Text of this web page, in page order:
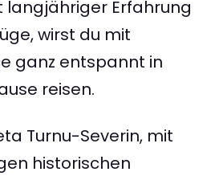
langjähriger Erfahrung
wirst du mit
ganz entspannt in
reisen.
Turnu-Severin, mit
historischen